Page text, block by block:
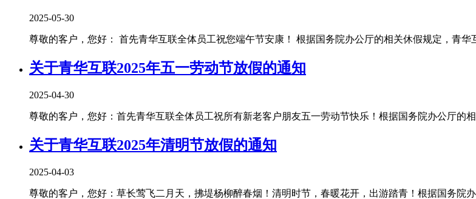
2025-05-30
尊敬的客户，您好： 首先青华互联全体员工祝您端午节安康！ 根据国务院办公厅的相关休假规定，青华
关于青华互联2025年五一劳动节放假的通知
2025-04-30
尊敬的客户，您好：首先青华互联全体员工祝所有新老客户朋友五一劳动节快乐！根据国务院办公厅的
关于青华互联2025年清明节放假的通知
2025-04-03
尊敬的客户，您好：草长莺飞二月天，拂堤杨柳醉春烟！清明时节，春暖花开，出游踏青！根据国务院